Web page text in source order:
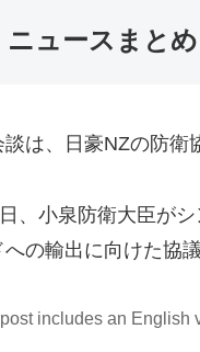
ニュースまとめ
談は、日豪NZの防衛
、小泉防衛大臣が
への輸出に向けた協
post includes an English